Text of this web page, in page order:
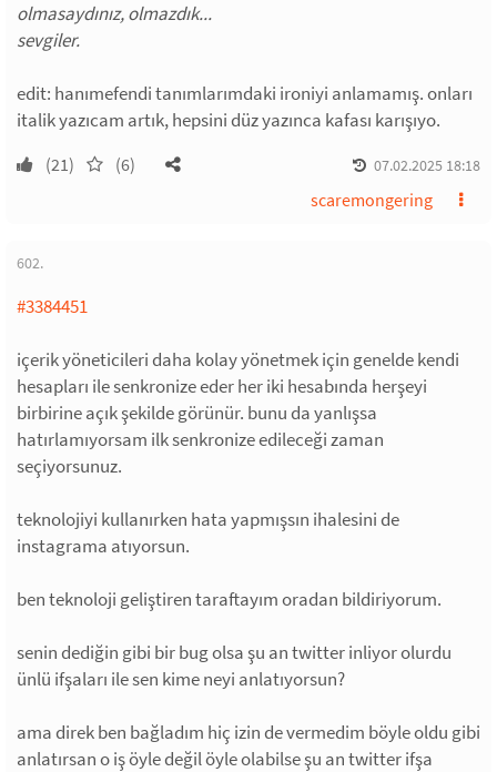
olmasaydınız, olmazdık...
sevgiler.
edit: hanımefendi tanımlarımdaki ironiyi anlamamış. onları
italik yazıcam artık, hepsini düz yazınca kafası karışıyo.
(21) (6) 07.02.2025 18:18
scaremongering
602.
#3384451
içerik yöneticileri daha kolay yönetmek için genelde kendi
hesapları ile senkronize eder her iki hesabında herşeyi
birbirine açık şekilde görünür. bunu da yanlışsa
hatırlamıyorsam ilk senkronize edileceği zaman
seçiyorsunuz.
teknolojiyi kullanırken hata yapmışsın ihalesini de
instagrama atıyorsun.
ben teknoloji geliştiren taraftayım oradan bildiriyorum.
senin dediğin gibi bir bug olsa şu an twitter inliyor olurdu
ünlü ifşaları ile sen kime neyi anlatıyorsun?
ama direk ben bağladım hiç izin de vermedim böyle oldu gibi
anlatırsan o iş öyle değil öyle olabilse şu an twitter ifşa